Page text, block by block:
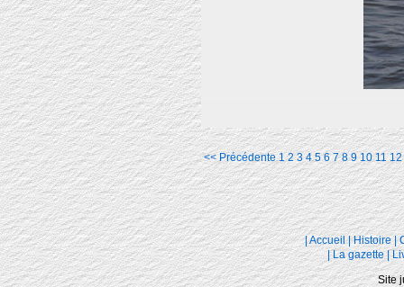
<< Précédente 1 2 3 4 5 6 7 8 9 10 11 12
|Accueil Histoire |
| La gazette
Site